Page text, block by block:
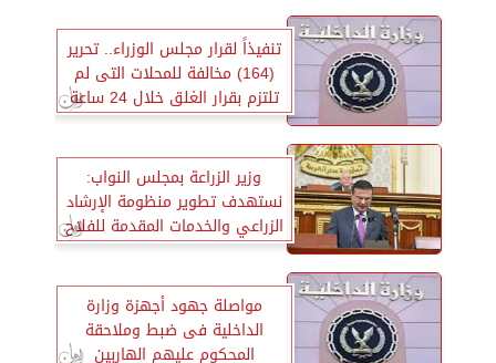
تنفيذاً لقرار مجلس الوزراء.. تحرير
(164) مخالفة للمحلات التى لم
تلتزم بقرار الغلق خلال 24 ساعة
وزير الزراعة بمجلس النواب:
نستهدف تطوير منظومة الإرشاد
الزراعي والخدمات المقدمة للفلاح
مواصلة جهود أجهزة وزارة
الداخلية فى ضبط وملاحقة
المحكوم عليهم الهاربين